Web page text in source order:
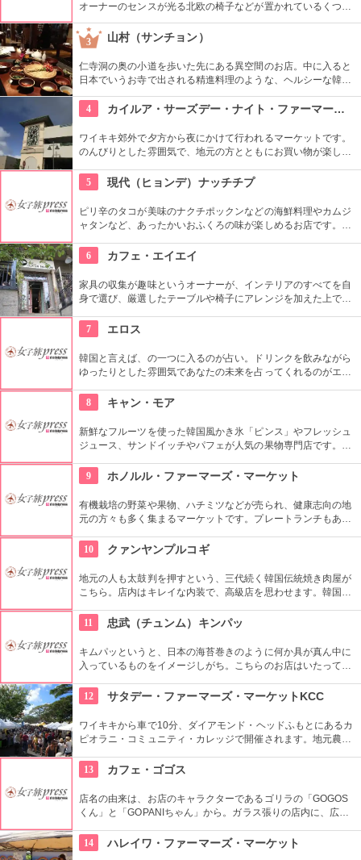
オーナーのセンスが光る北欧の椅子などが置かれているくつろ
ぎ空間。スイーツやスコーンなどは毎日お店で手作りしてお
り、ラテアートを楽しめるコーヒーメニューも充実。旅行の合
間にほっと一息つける場所です。
3 山村（サンチョン）
仁寺洞の奥の小道を歩いた先にある異空間のお店。中に入ると
日本でいうお寺で出される精進料理のような、ヘルシーな韓定
食をいただくことができます。夜はショータイムもあり、美し
い民族衣装を着た人が伝統芸能を披露します。お食事と一緒に
4 カイルア・サーズデー・ナイト・ファーマーズ・マーケット
ワイキキ郊外で夕方から夜にかけて行われるマーケットです。
のんびりとした雰囲気で、地元の方とともにお買い物が楽しめ
ワイ産のおいしいグルメが勢ぞろい。ちょうど、早めのディナ
ーに利用できそうですね。
5 現代（ヒョンデ）ナッチチプ
ピリ辛のタコが美味のナクチポックンなどの海鮮料理やカムジ
ャタンなど、あったかいおふくろの味が楽しめるお店です。お
ご飯も止まらなくなってしまいそうです。
6 カフェ・エイエイ
家具の収集が趣味というオーナーが、インテリアのすべてを自
身で選び、厳選したテーブルや椅子にアレンジを加えた上で店
併設しています。そんな広くオシャレな店内ではコーヒーやス
イーツ、サンドイッチなども頂けます。
7 エロス
韓国と言えば、の一つに入るのが占い。ドリンクを飲みながら
ゆったりとした雰囲気であなたの未来を占ってくれるのがエロ
8
キャン・モア
新鮮なフルーツを使った韓国風かき氷「ピンス」やフレッシュ
ジュース、サンドイッチやパフェが人気の果物専門店です。メ
美味しいスイーツを食べられるお店です。
9 ホノルル・ファーマーズ・マーケット
有機栽培の野菜や果物、ハチミツなどが売られ、健康志向の地
元の方々も多く集まるマーケットです。プレートランチもあり
込んで宿でいただくのもいいですね。
10 クァンヤンプルコギ
地元の人も太鼓判を押すという、三代続く韓国伝統焼き肉屋が
こちら。店内はキレイな内装で、高級店を思わせます。韓国産
で試してみて。お肉だけでなく、つきだしや冷麺なども絶品。
11 忠武（チュンム）キンパッ
キムパッというと、日本の海苔巻きのように何か具が真ん中に
入っているものをイメージしがち。こちらのお店はいたってシ
さんに支持されてきました。キムチは別添えです。朝ごはんや
夜食にできそうですね。
12 サタデー・ファーマーズ・マーケットKCC
ワイキキから車で10分、ダイアモンド・ヘッドふもとにあるカ
ピオラニ・コミュニティ・カレッジで開催されます。地元農家
食べたくなっちゃいそう。ロコも観光客も多く集まる人気の朝
市なので、売り切れが発生するかも。なるべく早い時間に行っ
てみよう。
13 カフェ・ゴゴス
店名の由来は、お店のキャラクターであるゴリラの「GOGOS
くん」と「GOPANIちゃん」から。ガラス張りの店内に、広々
や生のフルーツを使ったミックスジュースなど、ヘルシーで満
足なメニューが豊富なので、友達や家族、恋人と楽しい時間を
14 ハレイワ・ファーマーズ・マーケット